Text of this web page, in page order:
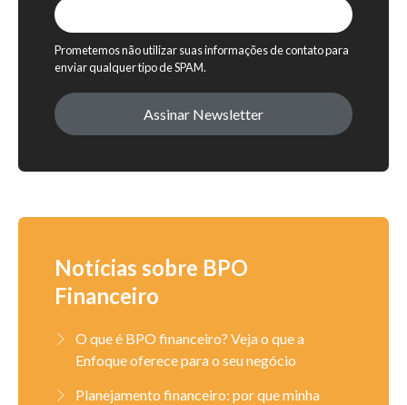
Prometemos não utilizar suas informações de contato para
enviar qualquer tipo de SPAM.
Assinar Newsletter
Notícias sobre BPO
Financeiro
O que é BPO financeiro? Veja o que a
Enfoque oferece para o seu negócio
Planejamento financeiro: por que minha